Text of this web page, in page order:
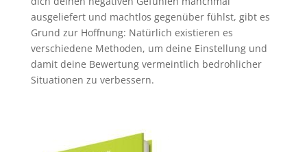
ausgeliefert und machtlos gegenüber fühlst, gibt es
Grund zur Hoffnung: Natürlich existieren es
verschiedene Methoden, um deine Einstellung und
damit deine Bewertung vermeintlich bedrohlicher
Situationen zu verbessern.